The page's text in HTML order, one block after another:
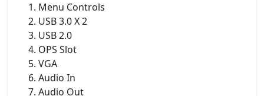
Menu Controls
USB 3.0 X 2
USB 2.0
OPS Slot
VGA
Audio In
Audio Out